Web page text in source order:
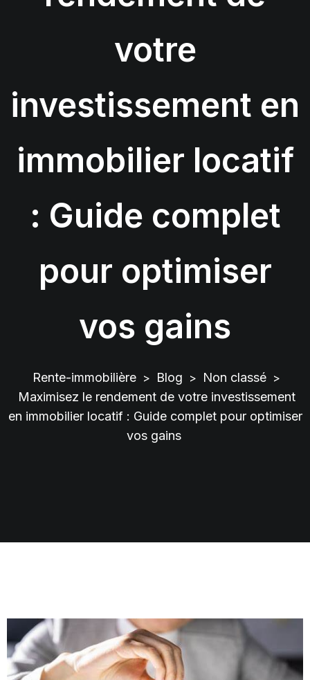
votre
investissement en
immobilier locatif
: Guide complet
pour optimiser
vos gains
Rente-immobilière > Blog > Non classé >
Maximisez le rendement de votre investissement
en immobilier locatif : Guide complet pour optimiser
vos gains